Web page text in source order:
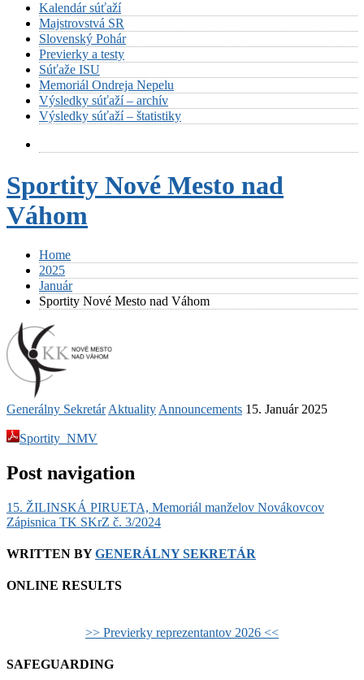
Kalendár súťaží
Majstrovstvá SR
Slovenský Pohár
Previerky a testy
Súťaže ISU
Memoriál Ondreja Nepelu
Výsledky súťaží – archív
Výsledky súťaží – štatistiky
Sportity Nové Mesto nad
Váhom
Home
2025
Január
Sportity Nové Mesto nad Váhom
Generálny Sekretár Aktuality Announcements 15. Január 2025
Sportity_NMV
Post navigation
15. ŽILINSKÁ PIRUETA, Memoriál manželov Novákovcov
Zápisnica TK SKrZ č. 3/2024
WRITTEN BYGENERÁLNY SEKRETÁR
ONLINE RESULTS
>> Previerky reprezentantov 2026 <<
SAFEGUARDING